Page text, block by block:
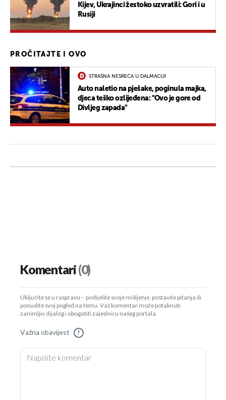
Kijev, Ukrajinci žestoko uzvratili: Gori i u
Rusiji
PROČITAJTE I OVO
STRAŠNA NESREĆA U DALMACIJI
Auto naletio na pješake, poginula majka,
djeca teško ozlijeđena: "Ovo je gore od
Divljeg zapada"
Komentari(0)
Uključite se u raspravu – podijelite svoje mišljenje, postavite pitanja ili
ponudite svoj pogled na temu. Vaš komentar može potaknuti
zanimljiv dijalog i obogatiti zajednicu našeg portala.
Važna obavijest !